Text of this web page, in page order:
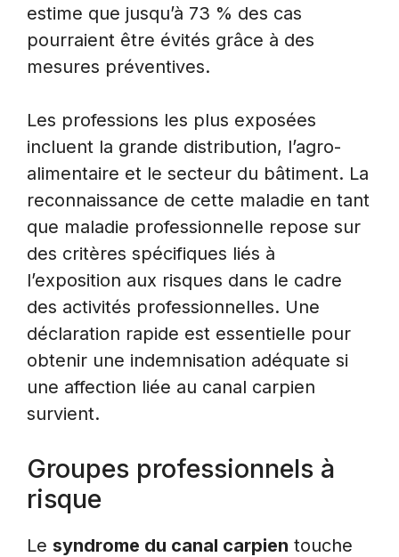
estime que jusqu’à 73 % des cas
pourraient être évités grâce à des
mesures préventives.
Les professions les plus exposées
incluent la grande distribution, l’agro-
alimentaire et le secteur du bâtiment. La
reconnaissance de cette maladie en tant
que maladie professionnelle repose sur
des critères spécifiques liés à
l’exposition aux risques dans le cadre
des activités professionnelles. Une
déclaration rapide est essentielle pour
obtenir une indemnisation adéquate si
une affection liée au canal carpien
survient.
Groupes professionnels à
risque
Le syndrome du canal carpien touche